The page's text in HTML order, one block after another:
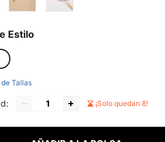
Estilo
Tallas
¡Solo quedan 8!